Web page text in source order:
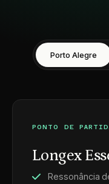
Porto Alegre
PONTO DE
Longex
Ressonância